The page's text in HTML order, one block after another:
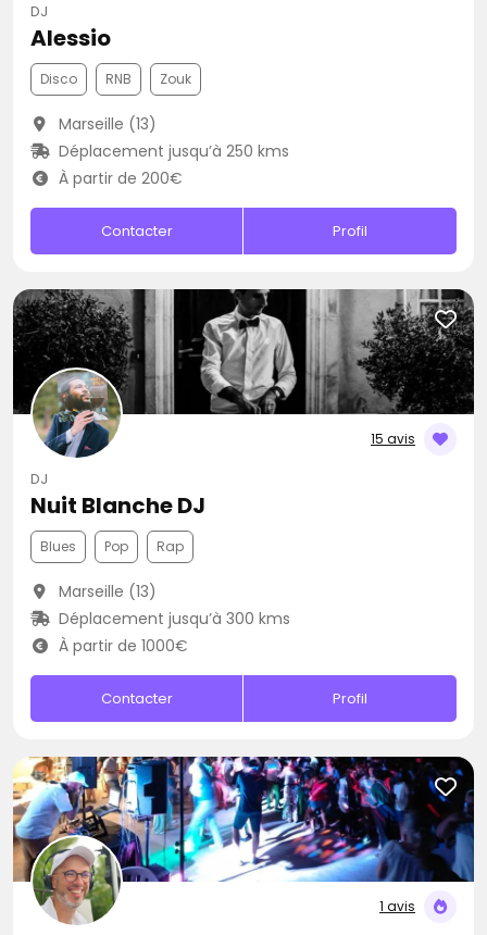
DJ
Alessio
Disco RNB Zouk
Marseille (13)
Déplacement jusqu’à 250 kms
À partir de 200€
Contacter Profil
15 avis
DJ
Nuit Blanche DJ
Blues Pop Rap
Marseille (13)
Déplacement jusqu’à 300 kms
À partir de 1000€
Contacter Profil
1 avis